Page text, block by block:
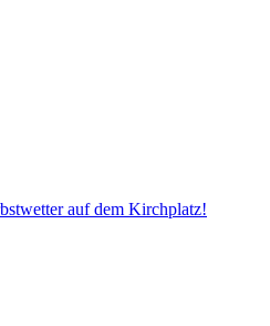
auf dem Kirchplatz!